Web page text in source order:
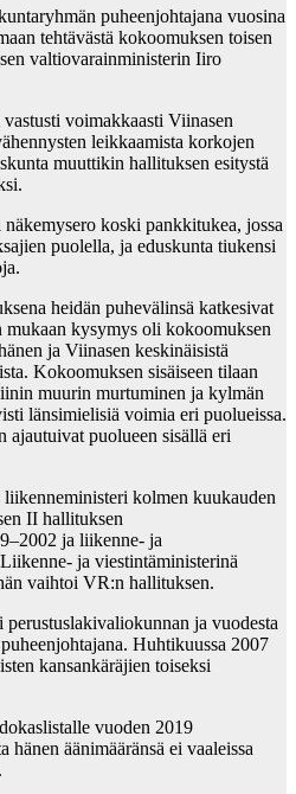
puheenjohtajana vuosina
tehtävästä kokoomuksen toisen
valtiovarainministerin Iiro
voimakkaasti Viinasen
leikkaamista korkojen
muuttikin hallituksen esitystä
koski pankkitukea, jossa
puolella, ja eduskunta tiukensi
heidän puhevälinsä katkesivat
mukaan kysymys oli kokoomuksen
ja Viinasen keskinäisistä
Kokoomuksen sisäiseen tilaan
muurin murtuminen ja kylmän
länsimielisiä voimia eri puolueissa.
ajautuivat puolueen sisällä eri
kolmen kuukauden
II hallituksen
ja liikenne- ja
ja viestintäministerinä
vaihtoi VR:n hallituksen.
ja vuodesta
Huhtikuussa 2007
kansankäräjien toiseksi
vuoden 2019
hänen äänimääränsä ei vaaleissa